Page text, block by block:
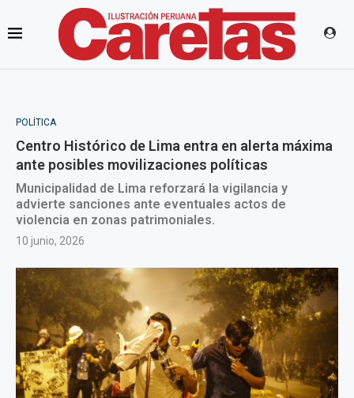
POLÍTICA
Centro Histórico de Lima entra en alerta máxima
ante posibles movilizaciones políticas
Municipalidad de Lima reforzará la vigilancia y
advierte sanciones ante eventuales actos de
violencia en zonas patrimoniales.
10 junio, 2026